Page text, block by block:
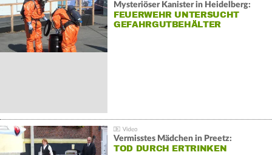
Mysteriöser Kanister in Heidelberg:
FEUERWEHR UNTERSUCHT
GEFAHRGUTBEHÄLTER
Vermisstes Mädchen in Preetz:
TOD DURCH ERTRINKEN